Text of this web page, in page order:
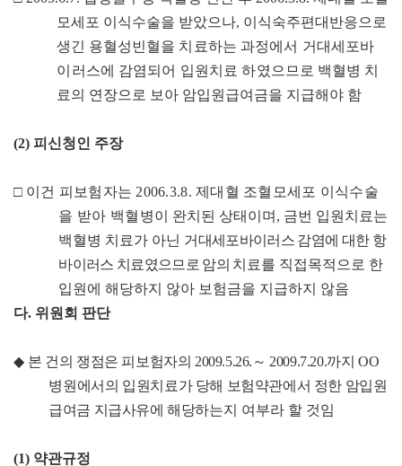
모세포 이식수술을 받았으나, 이식숙주편대반응으로
생긴 용혈성빈혈을 치료하는 과정에서 거대세포바
이러스에 감염되어 입원치료 하였으 므로 백혈병 치
료의 연장으로 보아 암입원급여금을 지급해야 함
(2) 피신청인 주장
□ 이건 피보험자는 2006.3.8.제대혈 조혈모세포 이식수술
을 받아 백혈 병이 완치된 상태이며 , 금번 입원치료는
백혈병 치료가 아닌 거대세포바이러스 감염에 대한 항
바이러스 치료였으므로 암의 치 료를 직접목적으로 한
입원에 해당하지 않아 보험금을 지급하지 않음
다. 위원회 판단
◆ 본 건의 쟁점은 피보험자의 2009.5.26. ～ 2009.7.20.까지OO
병원 에서의 입원치료가 당해 보험약관에서 정한 암입원
급여금 지급사유에 해당하는지 여부라 할 것임
(1) 약관규정